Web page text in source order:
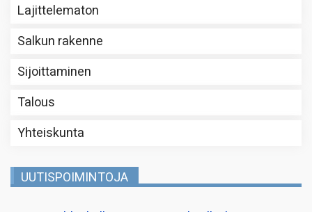
Lajittelematon
Salkun rakenne
Sijoittaminen
Talous
Yhteiskunta
UUTISPOIMINTOJA